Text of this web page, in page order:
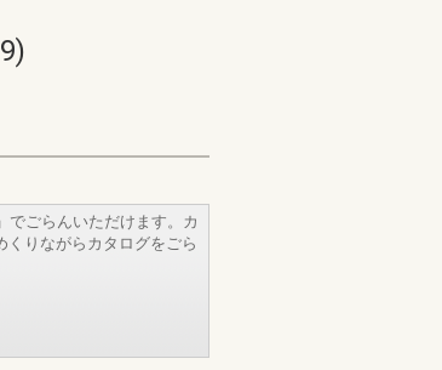
でごらんいただけます。カ
くりながらカタログをごら